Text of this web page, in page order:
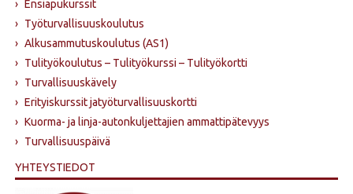
› Ensiapukurssit
› Työturvallisuuskoulutus
› Alkusammutus­koulutus (AS1)
› Tulityökoulutus – Tulityökurssi – Tulityökortti
› Turvallisuuskävely
› Erityiskurssit jatyöturvallisuuskortti
› Kuorma- ja linja-autonkuljettajien ammattipätevyys
› Turvallisuuspäivä
YHTEYSTIEDOT